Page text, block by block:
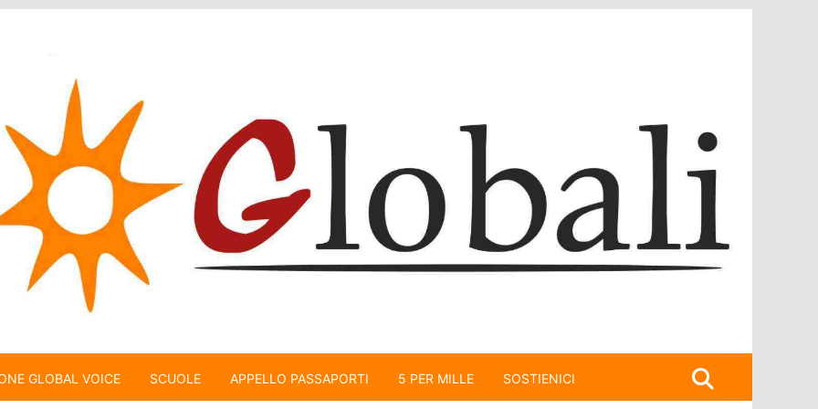
GLOBAL VOICE SCUOLE APPELLO PASSAPORTI 5 PER MILLE SOSTIENICI